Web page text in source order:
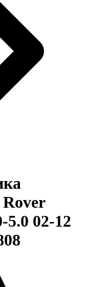
5.0 02-12